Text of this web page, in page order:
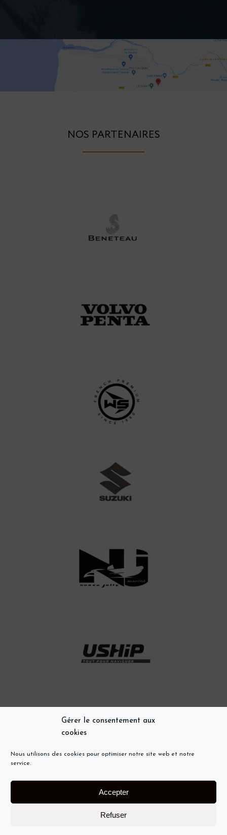
Gérer le consentement aux
cookies
Nous utilisons des cookies pour optimiser notre site web et notre
service.
Accepter
Refuser
NOS PARTENAIRES
POLITIQUE DE CONFIDENTIALITÉ
MENTIONS LÉGALES